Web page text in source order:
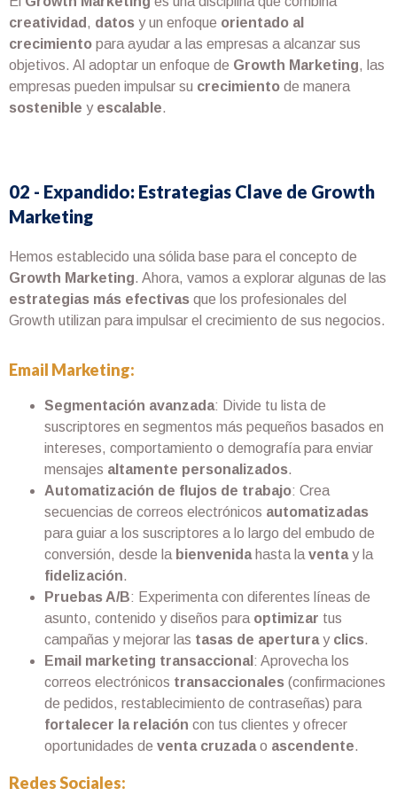
creatividad , datos y un enfoque orientado al
crecimiento para ayudar a las empresas a alcanzar sus
objetivos. Al adoptar un enfoque de Growth Marketing, las
empresas pueden impulsar su crecimiento de manera
sostenible y escalable.
02 - Expandido: Estrategias Clave de Growth
Marketing
Hemos establecido una sólida base para el concepto de
Growth Marketing. Ahora, vamos a explorar algunas de las
estrategias más efectivas que los profesionales del
Growth utilizan para impulsar el crecimiento de sus negocios.
Email Marketing:
Segmentación avanzada: Divide tu lista de
suscriptores en segmentos más pequeños basados en
intereses, comportamiento o demografía para enviar
mensajes altamente personalizados.
Automatización de flujos de trabajo: Crea
secuencias de correos electrónicos automatizadas
para guiar a los suscriptores a lo largo del embudo de
conversión, desde la bienvenidahasta laventay la
fidelización.
Pruebas A/B: Experimenta con diferentes líneas de
asunto, contenido y diseños para optimizar tus
campañas y mejorar las tasas de aperturay clics.
Email marketing transaccional : Aprovecha los
correos electrónicos transaccionales (confirmaciones
de pedidos, restablecimiento de contraseñas) para
fortalecer la relación con tus clientes y ofrecer
oportunidades de venta cruzadao ascendente.
Redes Sociales: